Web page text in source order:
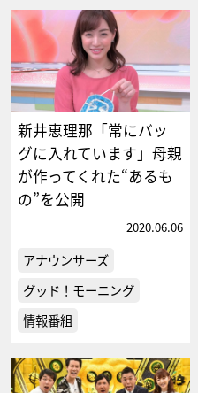
新井恵理那「常にバッ
グに入れています」母親
が作ってくれた“あるも
の”を公開
2020.06.06
アナウンサーズ
グッド！モーニング
情報番組